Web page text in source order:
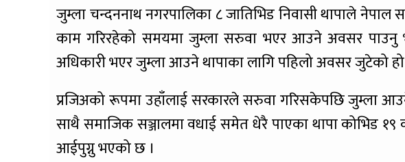
जुम्ला चन्दननाथ नगरपालिका ८ जातिभिड निवासी थापाले
काम गरिरहेको समयमा जुम्ला सरुवा भएर आउने अवसर पाउनु
अधिकारी भएर जुम्ला आउने थापाका लागि पहिलो अवसर जुटेको हो
प्रजिअको रूपमा उहाँलाई सरकारले सरुवा गरिसकेपछि जुम्ला
साथै समाजिक सञ्जालमा वधाई समेत धेरै पाएका थापा कोभिड
आईपुग्नु भएको छ ।